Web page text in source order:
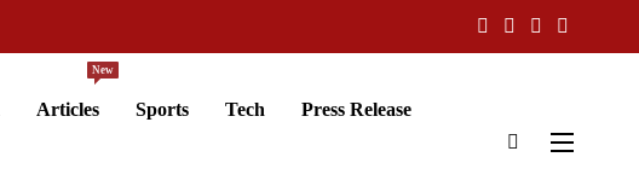
Articles
New
Sports Tech Press Release